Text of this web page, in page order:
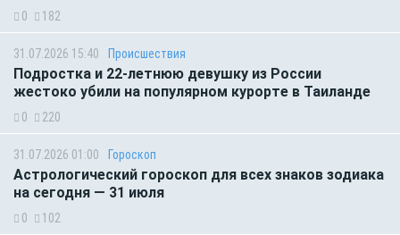
0 182
31.07.2026 15:40 Происшествия
Подростка и 22-летнюю девушку из России
жестоко убили на популярном курорте в Таиланде
0 220
31.07.2026 01:00 Гороскоп
Астрологический гороскоп для всех знаков зодиака
на сегодня — 31 июля
0 102